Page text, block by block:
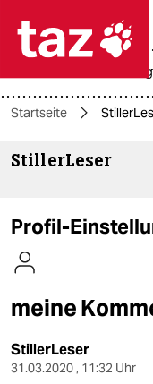

themen
kultur
sport
Startseite
StillerLeser
Profil-
meine
StillerLeser
31.03.2020 , 11:32 Uhr